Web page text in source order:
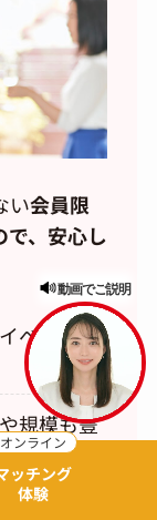
い会員限
で、安心し
ベントを
規模も豊
ーティー
イベント
加できま
ッチング
体験
動画でご説明